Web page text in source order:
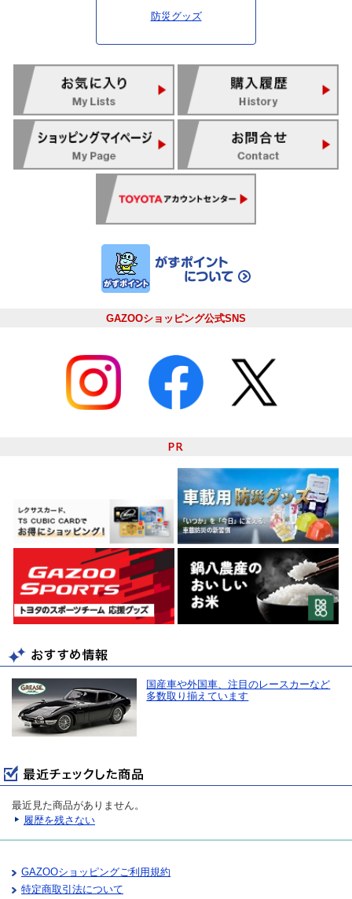
防災グッズ
GAZOOショッピング公式SNS
国産車や外国車、注目のレースカーなど
多数取り揃えています
最近見た商品がありません。
履歴を残さない
GAZOOショッピングご利用規約
特定商取引法について